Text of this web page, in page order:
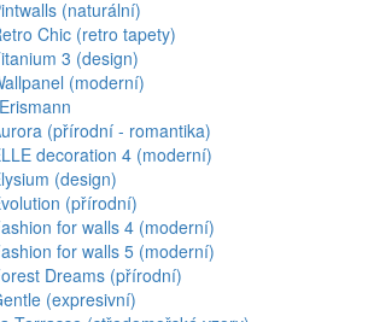
(naturální)
Chic (retro tapety)
3 (design)
(moderní)
(přírodní - romantika)
decoration 4 (moderní)
(design)
(přírodní)
for walls 4 (moderní)
for walls 5 (moderní)
Dreams (přírodní)
(expresivní)